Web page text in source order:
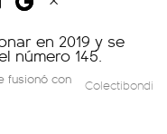
fusionó con Colectibondi